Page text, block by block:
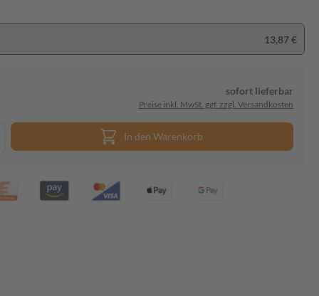
13,87 €
sofort lieferbar
Preise inkl. MwSt. ggf. zzgl. Versandkosten
In den Warenkorb